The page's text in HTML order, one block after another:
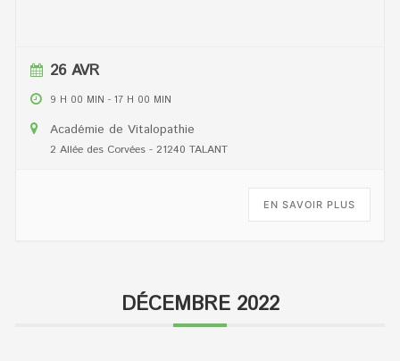
26 AVR
9 H 00 MIN -17 H 00 MIN
Académie de Vitalopathie
2 Allée des Corvées - 21240 TALANT
EN SAVOIR PLUS
DÉCEMBRE 2022